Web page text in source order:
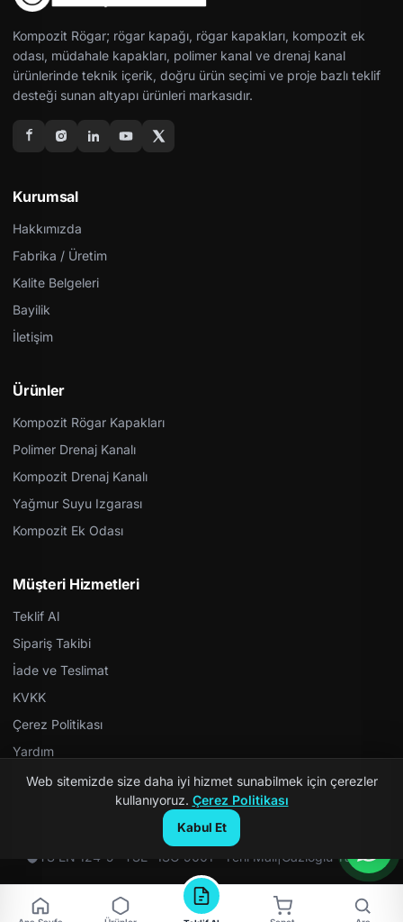
Kompozit Rögar; rögar kapağı, rögar kapakları, kompozit ek
odası, müdahale kapakları, polimer kanal ve drenaj kanal
ürünlerinde teknik içerik, doğru ürün seçimi ve proje bazlı teklif
desteği sunan altyapı ürünleri markasıdır.
Kurumsal
Hakkımızda
Fabrika / Üretim
Kalite Belgeleri
Bayilik
İletişim
Ürünler
Kompozit Rögar Kapakları
Polimer Drenaj Kanalı
Kompozit Drenaj Kanalı
Yağmur Suyu Izgarası
Kompozit Ek Odası
Müşteri Hizmetleri
Teklif Al
Sipariş Takibi
İade ve Teslimat
KVKK
Çerez Politikası
Yardım
© 2026 Kompozit Rögar. Tüm hakları saklıdır.
TS EN 124-5 · TSE · ISO 9001 · Yerli Malı|Gazioğlu Yazılım
Web sitemizde size daha iyi hizmet sunabilmek için çerezler
kullanıyoruz. Çerez Politikası
Kabul Et